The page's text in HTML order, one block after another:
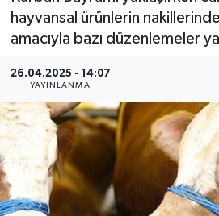
hayvansal ürünlerin
amacıyla bazı düzenlemeler
26.04.2025 - 14:07
YAYINLANMA
Haber Arşivi